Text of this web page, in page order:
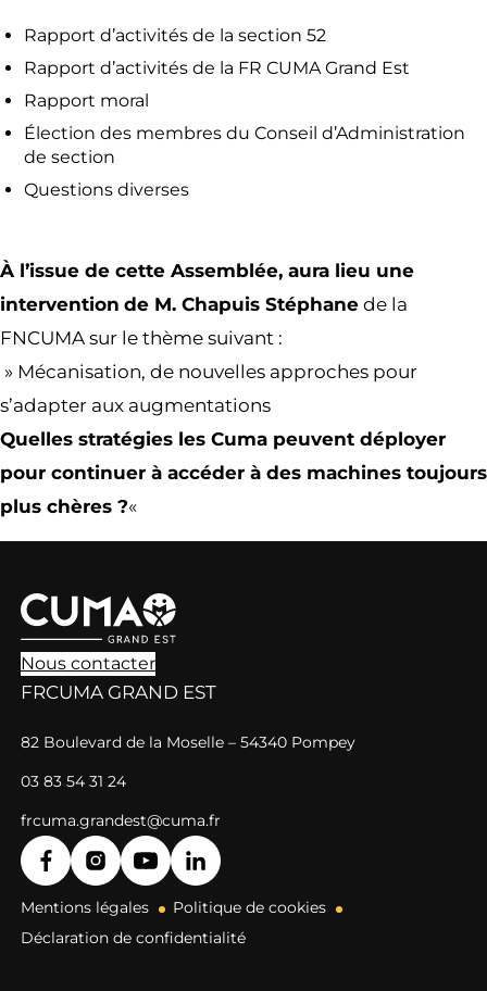
Rapport d’activités de la section 52
Rapport d’activités de la FR CUMA Grand Est
Rapport moral
Élection des membres du Conseil d’Administration
de section
Questions diverses
À l’issue de cette Assemblée, aura lieu une
intervention de M. Chapuis Stéphane de la
FNCUMA sur le thème suivant :
» Mécanisation, de nouvelles approches pour
s’adapter aux augmentations
Quelles stratégies les Cuma peuvent déployer
pour continuer à accéder à des machines toujours
plus chères ?«
Nous contacter
FRCUMA GRAND EST
82 Boulevard de la Moselle – 54340 Pompey
03 83 54 31 24
frcuma.grandest@cuma.fr
Mentions légales
Politique de cookies
Déclaration de confidentialité